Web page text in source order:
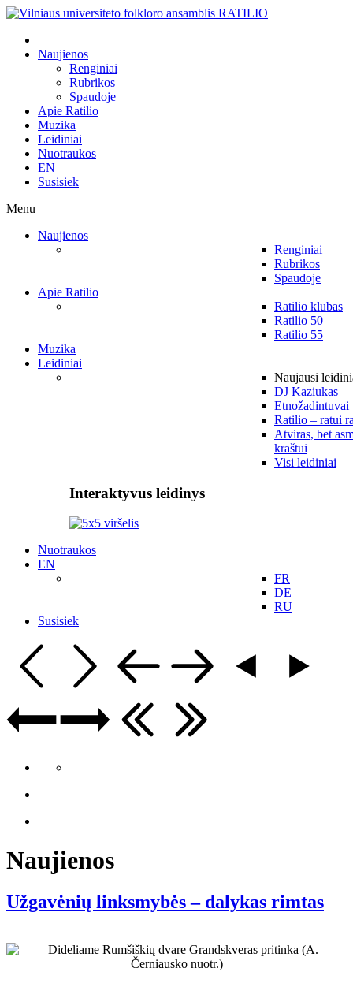
Naujienos
Renginiai
Rubrikos
Spaudoje
Apie Ratilio
Muzika
Leidiniai
Nuotraukos
EN
Susisiek
Menu
Naujienos
Renginiai
Rubrikos
Spaudoje
Apie Ratilio
Ratilio klubas
Ratilio 50
Ratilio 55
Muzika
Leidiniai
Naujausi
DJ Kaziukas
Etnožadintuvai
Ratilio – ratui
Atviras, bet
kraštui
Visi leidiniai
Interaktyvus leidinys
Nuotraukos
EN
FR
DE
RU
Susisiek
Naujienos
Užgavėnių linksmybės – dalykas rimtas